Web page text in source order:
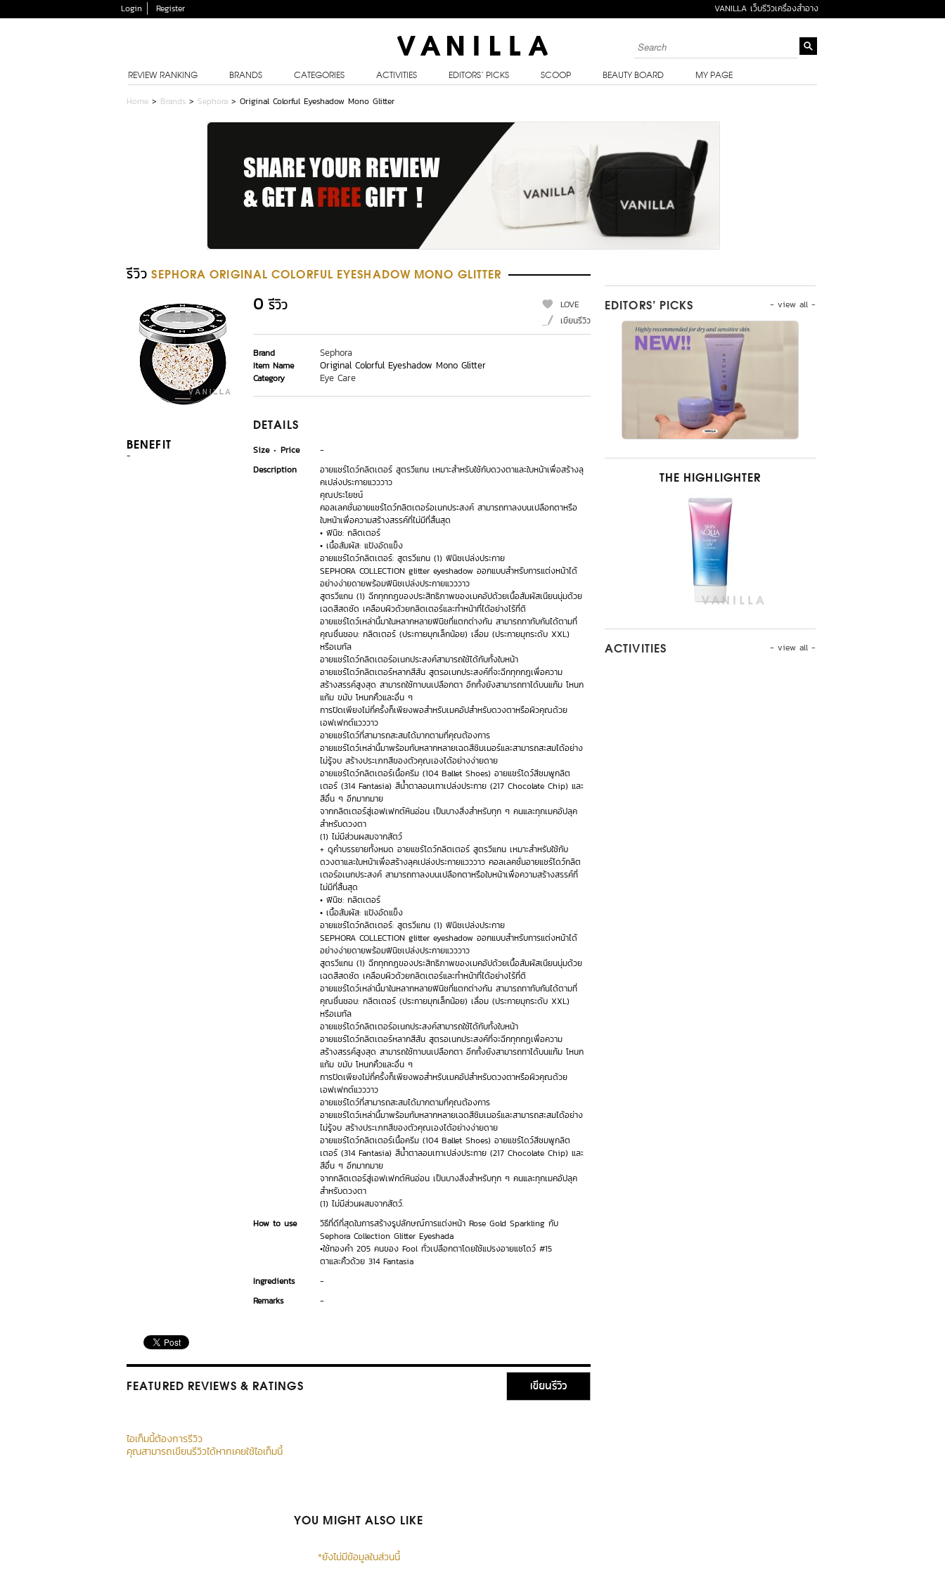
Login Register VANILLA เว็บรีวิวเครื่องสำอาง
REVIEW RANKING BRANDS CATEGORIES ACTIVITIES EDITORS’ PICKS SCOOP BEAUTY BOARD MY PAGE
Home > Brands > Sephora > Original Colorful Eyeshadow Mono Glitter
รีวิว SEPHORA ORIGINAL COLORFUL EYESHADOW MONO GLITTER
BENEFIT
-
0 รีวิว
LOVE
เขียนรีวิว
Brand Sephora
Item Name Original Colorful Eyeshadow Mono Glitter
Category Eye Care
DETAILS
Size Price
-
Description
อายแชร์โดว์กลิตเตอร์ สูตรวีแกน เหมาะสำหรับใช้กับดวงตาและใบหน้าเพื่อสร้างลุ
คเปล่งประกายแวววาว
คุณประโยชน์
คอลเลคชั่นอายแชร์โดว์กลิตเตอร์อเนกประสงค์ สามารถทาลงบนเปลือกตาหรือ
ใบหน้าเพื่อความสร้างสรรค์ที่ไม่มีที่สิ้นสุด
• ฟินิช: กลิตเตอร์
• เนื้อสัมผัส: แป้งอัดแข็ง
อายแชร์โดว์กลิตเตอร์: สูตรวีแกน (1) ฟินิชเปล่งประกาย
SEPHORA COLLECTION glitter eyeshadow ออกแบบสำหรับการแต่งหน้าได้
อย่างง่ายดายพร้อมฟินิชเปล่งประกายแวววาว
สูตรวีแกน (1) ฉีกทุกกฎของประสิทธิภาพของเมคอัปด้วยเนื้อสัมผัสเนียนนุ่มด้วย
เฉดสีสดชัด เคลือบผิวด้วยกลิตเตอร์และทำหน้าที่ได้อย่างไร้ที่ติ
อายแชร์โดว์เหล่านี้มาในหลากหลายฟินิชที่แตกต่างกัน สามารถทาทับกันได้ตามที่
คุณชื่นชอบ: กลิตเตอร์ (ประกายมุกเล็กน้อย) เลื่อม (ประกายมุกระดับ XXL)
หรือเมทัล
อายแชร์โดว์กลิตเตอร์อเนกประสงค์สามารถใช้ได้กับทั้งใบหน้า
อายแชร์โดว์กลิตเตอร์หลากสีสัน สูตรอเนกประสงค์ที่จะฉีกทุกกฎเพื่อความ
สร้างสรรค์สูงสุด สามารถใช้ทาบนเปลือกตา อีกทั้งยังสามารถทาได้บนแก้ม โหนก
แก้ม ขมับ โหนกคิ้วและอื่น ๆ
การปัดเพียงไม่กี่ครั้งก็เพียงพอสำหรับเมคอัปสำหรับดวงตาหรือผิวคุณด้วย
เอฟเฟกต์แวววาว
อายแชร์โดว์ที่สามารถสะสมได้มากตามที่คุณต้องการ
อายแชร์โดว์เหล่านี้มาพร้อมกับหลากหลายเฉดสีชิมเมอร์และสามารถสะสมได้อย่าง
ไม่รู้จบ สร้างประเภทสีของตัวคุณเองได้อย่างง่ายดาย
อายแชร์โดว์กลิตเตอร์เนื้อครีม (104 Ballet Shoes) อายแชร์โดว์สีชมพูกลิต
เตอร์ (314 Fantasia) สีน้ำตาลอมเทาเปล่งประกาย (217 Chocolate Chip) และ
สีอื่น ๆ อีกมากมาย
จากกลิตเตอร์สู่เอฟเฟกต์หินอ่อน เป็นบางสิ่งสำหรับทุก ๆ คนและทุกเมคอัปลุค
สำหรับดวงตา
(1) ไม่มีส่วนผสมจากสัตว์
+ ดูคำบรรยายทั้งหมด อายแชร์โดว์กลิตเตอร์ สูตรวีแกน เหมาะสำหรับใช้กับ
ดวงตาและใบหน้าเพื่อสร้างลุคเปล่งประกายแวววาว คอลเลคชั่นอายแชร์โดว์กลิต
เตอร์อเนกประสงค์ สามารถทาลงบนเปลือกตาหรือใบหน้าเพื่อความสร้างสรรค์ที่
ไม่มีที่สิ้นสุด
• ฟินิช: กลิตเตอร์
• เนื้อสัมผัส: แป้งอัดแข็ง
อายแชร์โดว์กลิตเตอร์: สูตรวีแกน (1) ฟินิชเปล่งประกาย
SEPHORA COLLECTION glitter eyeshadow ออกแบบสำหรับการแต่งหน้าได้
อย่างง่ายดายพร้อมฟินิชเปล่งประกายแวววาว
สูตรวีแกน (1) ฉีกทุกกฎของประสิทธิภาพของเมคอัปด้วยเนื้อสัมผัสเนียนนุ่มด้วย
เฉดสีสดชัด เคลือบผิวด้วยกลิตเตอร์และทำหน้าที่ได้อย่างไร้ที่ติ
อายแชร์โดว์เหล่านี้มาในหลากหลายฟินิชที่แตกต่างกัน สามารถทาทับกันได้ตามที่
คุณชื่นชอบ: กลิตเตอร์ (ประกายมุกเล็กน้อย) เลื่อม (ประกายมุกระดับ XXL)
หรือเมทัล
อายแชร์โดว์กลิตเตอร์อเนกประสงค์สามารถใช้ได้กับทั้งใบหน้า
อายแชร์โดว์กลิตเตอร์หลากสีสัน สูตรอเนกประสงค์ที่จะฉีกทุกกฎเพื่อความ
สร้างสรรค์สูงสุด สามารถใช้ทาบนเปลือกตา อีกทั้งยังสามารถทาได้บนแก้ม โหนก
แก้ม ขมับ โหนกคิ้วและอื่น ๆ
การปัดเพียงไม่กี่ครั้งก็เพียงพอสำหรับเมคอัปสำหรับดวงตาหรือผิวคุณด้วย
เอฟเฟกต์แวววาว
อายแชร์โดว์ที่สามารถสะสมได้มากตามที่คุณต้องการ
อายแชร์โดว์เหล่านี้มาพร้อมกับหลากหลายเฉดสีชิมเมอร์และสามารถสะสมได้อย่าง
ไม่รู้จบ สร้างประเภทสีของตัวคุณเองได้อย่างง่ายดาย
อายแชร์โดว์กลิตเตอร์เนื้อครีม (104 Ballet Shoes) อายแชร์โดว์สีชมพูกลิต
เตอร์ (314 Fantasia) สีน้ำตาลอมเทาเปล่งประกาย (217 Chocolate Chip) และ
สีอื่น ๆ อีกมากมาย
จากกลิตเตอร์สู่เอฟเฟกต์หินอ่อน เป็นบางสิ่งสำหรับทุก ๆ คนและทุกเมคอัปลุค
สำหรับดวงตา
(1) ไม่มีส่วนผสมจากสัตว์.
How to use
วิธีที่ดีที่สุดในการสร้างรูปลักษณ์การแต่งหน้า Rose Gold Sparkling กับ
Sephora Collection Glitter Eyeshada
•ใช้ทองคำ 205 คนของ Fool ทั่วเปลือกตาโดยใช้แปรงอายแชโดว์ #15
ตาและคิ้วด้วย 314 Fantasia
Ingredients
-
Remarks
-
FEATURED REVIEWS & RATINGS เขียนรีวิว
ไอเท็มนี้ต้องการรีวิว
คุณสามารถเขียนรีวิวได้หากเคยใช้ไอเท็มนี้
YOU MIGHT ALSO LIKE
*ยังไม่มีข้อมูลในส่วนนี้
- view all -
EDITORS’ PICKS
THE HIGHLIGHTER
- view all -
ACTIVITIES